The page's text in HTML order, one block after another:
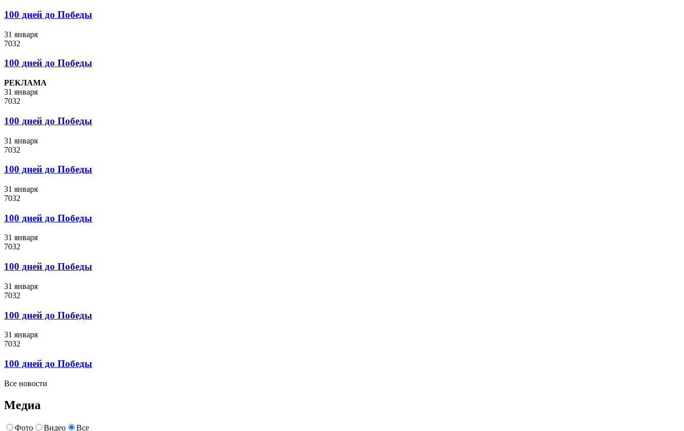
100 дней до Победы
31 января
7032
100 дней до Победы
РЕКЛАМА
31 января
7032
100 дней до Победы
31 января
7032
100 дней до Победы
31 января
7032
100 дней до Победы
31 января
7032
100 дней до Победы
31 января
7032
100 дней до Победы
31 января
7032
100 дней до Победы
Все новости
Медиа
Фото Видео
Все